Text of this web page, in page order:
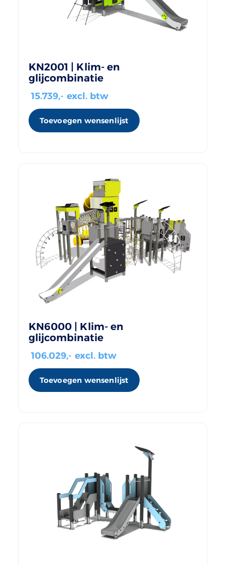
KN2001 | Klim- en
glijcombinatie
15.739,- excl. btw
Toevoegen wensenlijst
KN6000 | Klim- en
glijcombinatie
106.029,- excl. btw
Toevoegen wensenlijst